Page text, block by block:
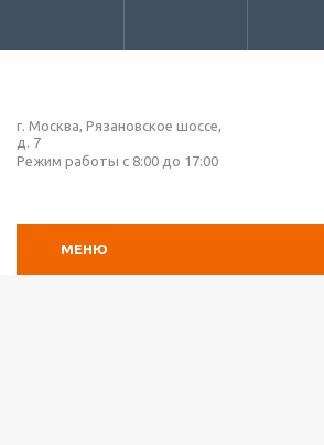
г. Москва, Рязановское шоссе,
д. 7
Режим работы с 8:00 до 17:00
МЕНЮ